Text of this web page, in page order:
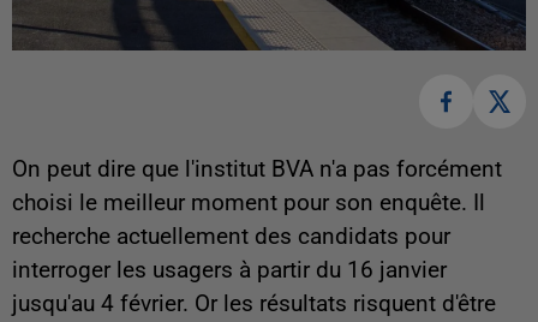
On peut dire que l'institut BVA n'a pas forcément
choisi le meilleur moment pour son enquête. Il
recherche actuellement des candidats pour
interroger les usagers à partir du 16 janvier
jusqu'au 4 février. Or les résultats risquent d'être